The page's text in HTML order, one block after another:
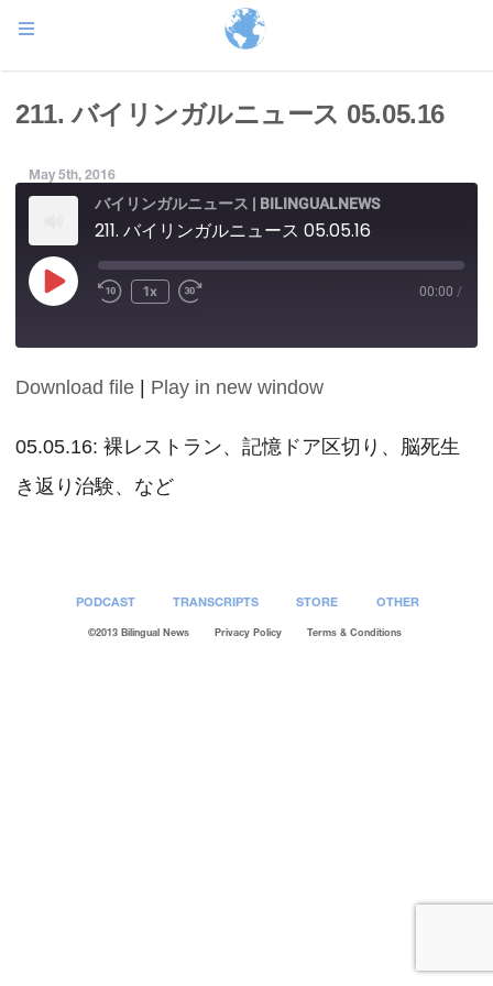
211. バイリンガルニュース 05.05.16
May 5th, 2016
バイリンガルニュース | BILINGUALNEWS
211. バイリンガルニュース 05.05.16
Play
Episode
1x 00:00 /
SHARE
LINK
EMBED
Download file Play in new window
05.05.16: 裸レストラン、記憶ドア区切り、脳死生
き返り治験、など
PODCAST TRANSCRIPTS STORE OTHER
©2013 Bilingual News Privacy Policy Terms & Conditions